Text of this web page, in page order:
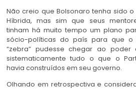
Não creio que Bolsonaro tenha sido
Híbrida, mas sim que seus
tinham há muito tempo um plano
sócio-políticas do país para que o
“zebra” pudesse chegar ao
sistematicamente tudo o que o
havia construídos em seu governo.
Olhando em retrospectiva e